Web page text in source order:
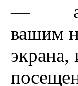
—
вашим
экрана,